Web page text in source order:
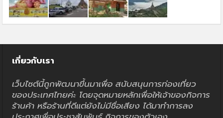
เกี่ยวกับเรา
เว็บไซต์นี้ถูกพัฒนาขึ้นมาเพื่อ สนับสนุนการท่องเที่ยว
ของประเทศไทยค่ะ โดยจุดหมายหลักเพื่อให้เจ้าของกิจการ
ร้านค้า หรือร้านที่ดีแต่ยังไม่มีชื่อเสียง ได้มาทำการลง